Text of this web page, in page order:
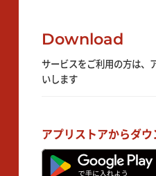
Download
サービスをご利用の方は、
いします
アプリストアからダ